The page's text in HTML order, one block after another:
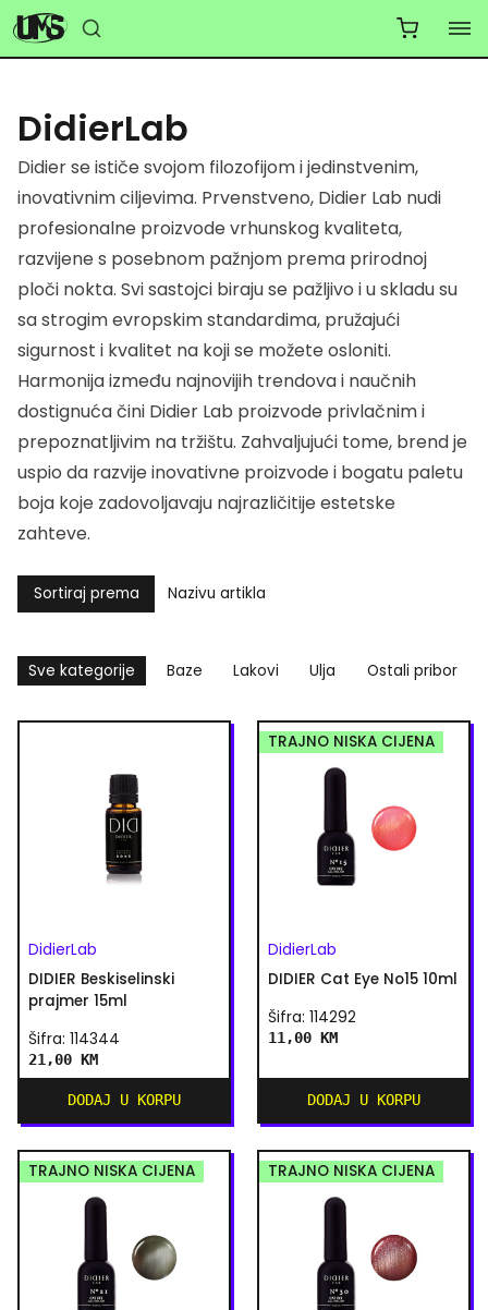
DidierLab
Didier se ističe svojom filozofijom i jedinstvenim,
inovativnim ciljevima. Prvenstveno, Didier Lab nudi
profesionalne proizvode vrhunskog kvaliteta,
razvijene s posebnom pažnjom prema prirodnoj
ploči nokta. Svi sastojci biraju se pažljivo i u skladu su
sa strogim evropskim standardima, pružajući
sigurnost i kvalitet na koji se možete osloniti.
Harmonija između najnovijih trendova i naučnih
dostignuća čini Didier Lab proizvode privlačnim i
prepoznatljivim na tržištu. Zahvaljujući tome, brend je
uspio da razvije inovativne proizvode i bogatu paletu
boja koje zadovoljavaju najrazličitije estetske
zahteve.
Sortiraj prema Nazivu artikla
Sve kategorije Baze Lakovi Ulja Ostali pribor
DidierLab
DIDIER Beskiselinski
prajmer 15ml
Šifra: 114344
21,00 KM
DODAJ U KORPU
TRAJNO NISKA CIJENA
DidierLab
DIDIER Cat Eye No15 10ml
Šifra: 114292
11,00 KM
DODAJ U KORPU
TRAJNO NISKA CIJENA TRAJNO NISKA CIJENA